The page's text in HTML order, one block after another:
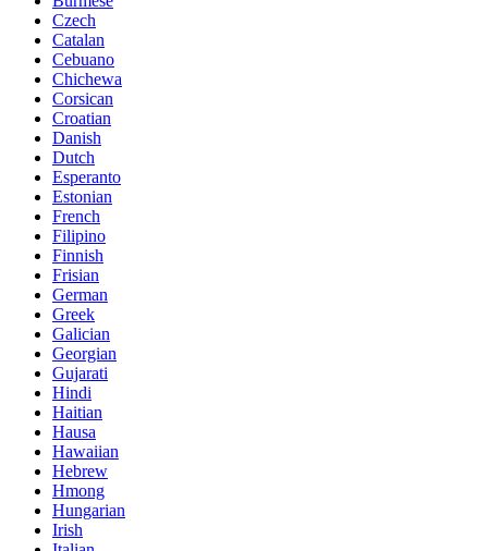
Czech
Catalan
Cebuano
Chichewa
Corsican
Croatian
Danish
Dutch
Esperanto
Estonian
French
Filipino
Finnish
Frisian
German
Greek
Galician
Georgian
Gujarati
Hindi
Haitian
Hausa
Hawaiian
Hebrew
Hmong
Hungarian
Irish